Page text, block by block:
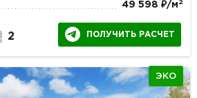
49 598 ₽/м 2
2 ПОЛУЧИТЬ РАСЧЕТ
ЭКО